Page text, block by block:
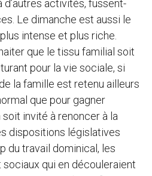
activités, fussent-
Le dimanche est aussi le
intense et plus riche.
que le tissu familial soit
pour la vie sociale, si
la famille est retenu ailleurs
que pour gagner
invité à renoncer à la
dispositions législatives
du travail dominical, les
qui en découleraient